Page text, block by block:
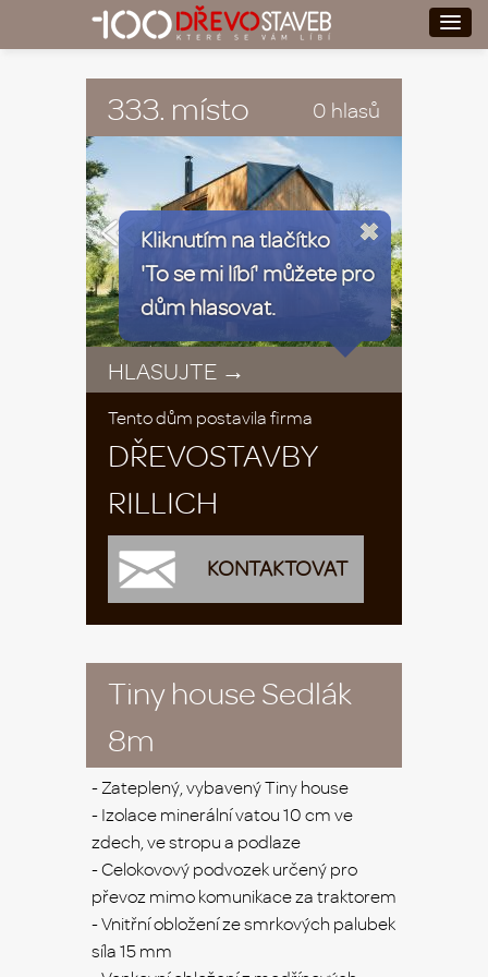
333. místo 0 hlasů
Kliknutím na tlačítko
'To se mi líbí' můžete pro
dům hlasovat.
»
«
HLASUJTE →
Tento dům postavila firma
DŘEVOSTAVBY
RILLICH
KONTAKTOVAT
Tiny house Sedlák
8m
- Zateplený, vybavený Tiny house
- Izolace minerální vatou 10 cm ve
zdech, ve stropu a podlaze
- Celokovový podvozek určený pro
převoz mimo komunikace za traktorem
- Vnitřní obložení ze smrkových palubek
síla 15 mm